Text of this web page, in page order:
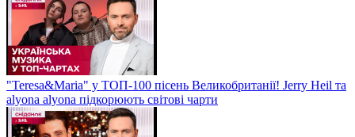
"Teresa&Maria" у ТОП-100 пісень Великобританії! Jerry Heil та
alyona alyona підкорюють світові чарти